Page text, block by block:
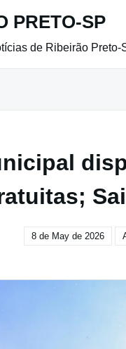
PRETO-SP
de Ribeirão Preto-
8 de May de 2026